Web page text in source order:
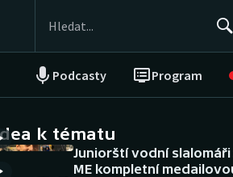
Podcasty Program
NEPŘEHLÉDNĚTE
Historické návraty
k tématu
Juniorští vodní slalomáři
ME kompletní